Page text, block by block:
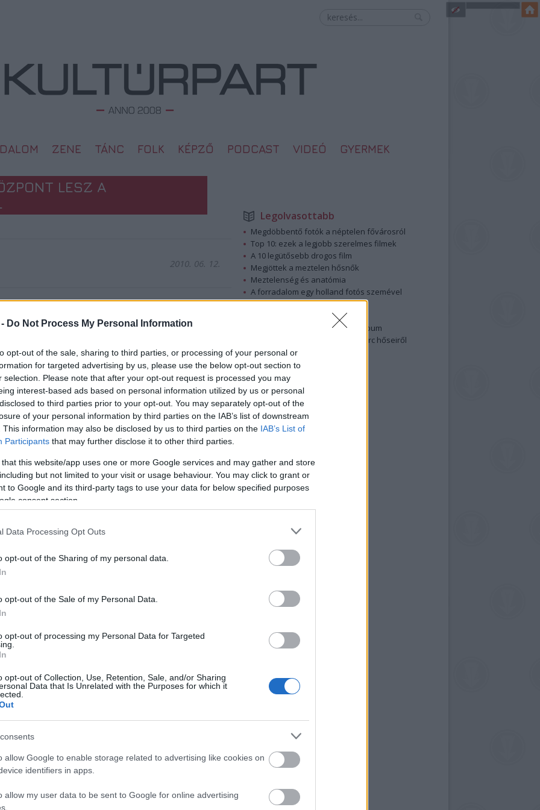
Do Not Process My Personal Information
opt-out of the sale, sharing to third parties, or processing of your personal or
for targeted advertising by us, please use the below opt-out section to
selection. Please note that after your opt-out request is processed you may
interest-based ads based on personal information utilized by us or personal
to third parties prior to your opt-out. You may separately opt-out of the
of your personal information by third parties on the IAB’s list of downstream
This information may also be disclosed by us to third parties on the IAB’s List of
Participants that may further disclose it to other third parties.
that this website/app uses one or more Google services and may gather and store
but not limited to your visit or usage behaviour. You may click to grant or
to Google and its third-party tags to use your data for below specified purposes
consent section.
Data Processing Opt Outs
opt-out of the Sharing of my personal data.
opt-out of the Sale of my Personal Data.
opt-out of processing my Personal Data for Targeted
opt-out of Collection, Use, Retention, Sale, and/or Sharing
Data that Is Unrelated with the Purposes for which it
allow Google to enable storage related to advertising like cookies on
identifiers in apps.
allow my user data to be sent to Google for online advertising
ZENE TÁNC FOLK KÉPZŐ PODCAST VIDEÓ GYERMEK
LESZ A
2010. 06. 12.
az egri Szépasszonyvölgyben található
Az elmúlt években jelentős fejlesztések történtek
a Szépasszonyvölgyben, színvonalas vendéglátó
és szálláshelyek létesültek, parkosították a
területet és rekonstrukción esett át a völgy
infrastruktúrája.
Ugyanakkor a szabadtéri színpad felújítására nem
rendezvények megtartására. Erre pedig annál is
inkább szükség volna, mert a színpad otthont
meghosszabbítható az idegenforgalmi szezon.
a színpadot, befedik és alkalmassá teszik 800
a színpad kiszolgáló épületeiben a
feldolgozó interaktív kiállítást, játszóházat és
ökoturisztikai tanösvény is tartozik majd.
Szépasszonyvölgy legfontosabb
mert az irodalmár egyik kedvenc témája a jó
megvalósítása 380 millió forintba kerül,
nyertek az Észak-magyarországi Operatív
Legolvasottabb
Megdöbbentő fotók a néptelen fővárosról
Top 10: ezek a legjobb szerelmes filmek
A 10 legütősebb drogos film
Megjöttek a meztelen hősnők
Meztelenség és anatómia
A forradalom egy holland fotós szemével
A legizgalmasabb fotók 2015-ből
Készülőben a nagy meztelen album
Nézd meg a 48-as szabadságharc hőseiről
készült fotókat!
Hírlevél feliratkozás